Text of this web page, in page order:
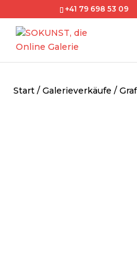
+41 79 698 53 09
Start /Galerieverkäufe /